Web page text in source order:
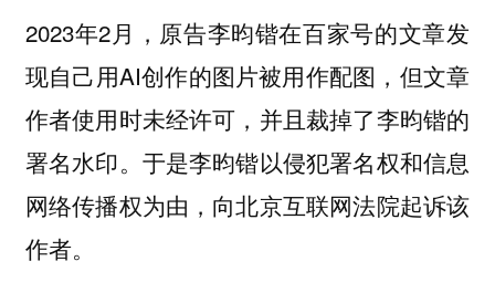
2023年2月，原告李昀锴在百家号的文章发
现自己用AI创作的图片被用作配图，但文章
作者使用时未经许可，并且裁掉了李昀锴的
署名水印。于是李昀锴以侵犯署名权和信息
网络传播权为由，向北京互联网法院起诉该
作者。